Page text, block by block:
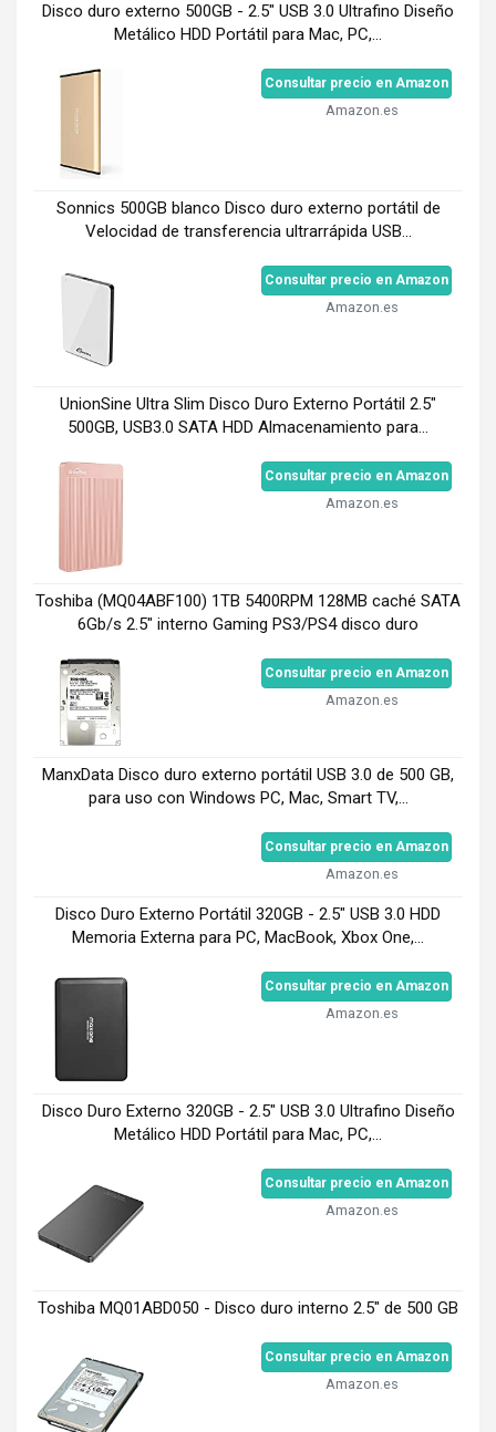
Disco duro externo 500GB - 2.5" USB 3.0 Ultrafino Diseño
Metálico HDD Portátil para Mac, PC,...
Consultar precio en Amazon
Amazon.es
Sonnics 500GB blanco Disco duro externo portátil de
Velocidad de transferencia ultrarrápida USB...
Consultar precio en Amazon
Amazon.es
UnionSine Ultra Slim Disco Duro Externo Portátil 2.5"
500GB, USB3.0 SATA HDD Almacenamiento para...
Consultar precio en Amazon
Amazon.es
Toshiba (MQ04ABF100) 1TB 5400RPM 128MB caché SATA
6Gb/s 2.5" interno Gaming PS3/PS4 disco duro
Consultar precio en Amazon
Amazon.es
ManxData Disco duro externo portátil USB 3.0 de 500 GB,
para uso con Windows PC, Mac, Smart TV,...
Consultar precio en Amazon
Amazon.es
Disco Duro Externo Portátil 320GB - 2.5" USB 3.0 HDD
Memoria Externa para PC, MacBook, Xbox One,...
Consultar precio en Amazon
Amazon.es
Disco Duro Externo 320GB - 2.5" USB 3.0 Ultrafino Diseño
Metálico HDD Portátil para Mac, PC,...
Consultar precio en Amazon
Amazon.es
Toshiba MQ01ABD050 - Disco duro interno 2.5" de 500 GB
Consultar precio en Amazon
Amazon.es